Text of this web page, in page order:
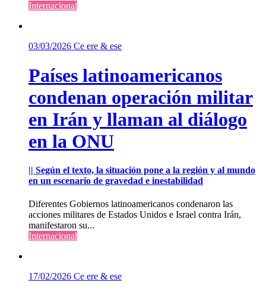
Internacional
03/03/2026 Ce ere & ese
Países latinoamericanos
condenan operación militar
en Irán y llaman al diálogo
en la ONU
|| Según el texto, la situación pone a la región y al mundo
en un escenario de gravedad e inestabilidad
Diferentes Gobiernos latinoamericanos condenaron las
acciones militares de Estados Unidos e Israel contra Irán,
manifestaron su...
Internacional
17/02/2026 Ce ere & ese